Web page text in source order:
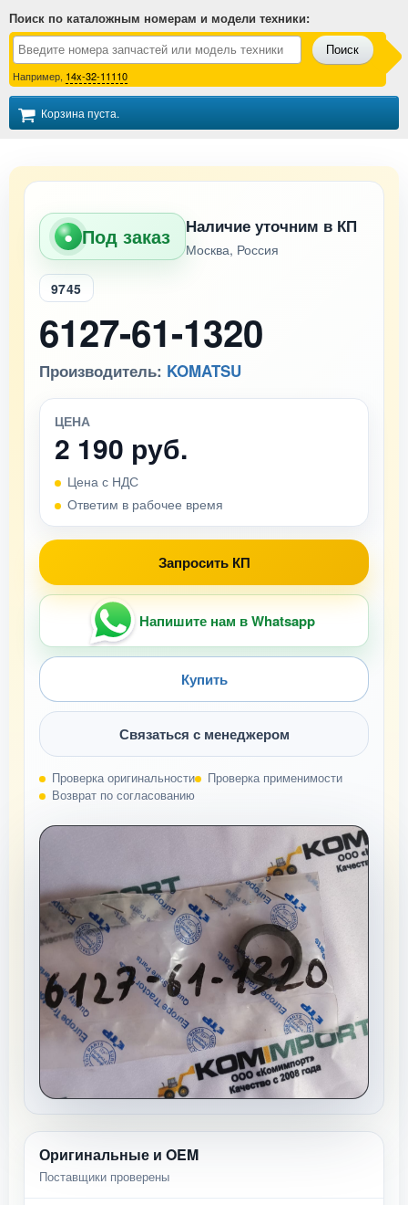
Поиск по каталожным номерам и модели техники:
Поиск
Например, 14x-32-11110
Корзина пуста.
● Под заказ Наличие уточним в КП
Москва, Россия
9745
6127-61-1320
Производитель: KOMATSU
ЦЕНА
2 190 руб.
Цена с НДС
Ответим в рабочее время
Запросить КП
Напишите нам в Whatsapp
Купить
Связаться с менеджером
Проверка оригинальности
Проверка применимости
Возврат по согласованию
Оригинальные и OEM
Поставщики проверены